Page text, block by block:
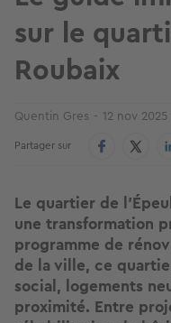
sur le
Roubaix
Quentin Gres 12 nov 2025
Partager sur
Le quartier de
une transformation
programme de
de la ville, ce
social, logements
proximité. Entre